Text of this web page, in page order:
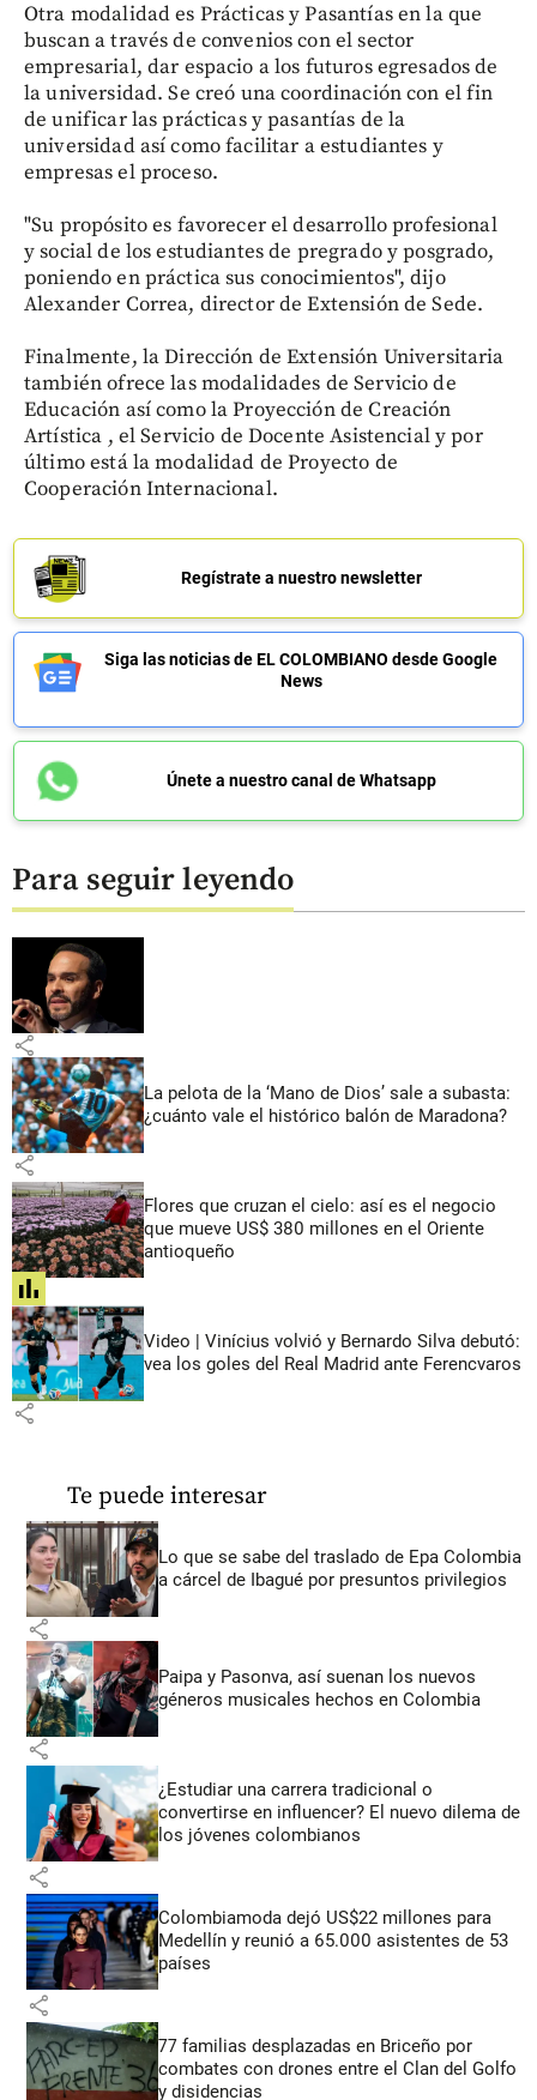
Otra modalidad es Prácticas y Pasantías en la que
buscan a través de convenios con el sector
empresarial, dar espacio a los futuros egresados de
la universidad. Se creó una coordinación con el fin
de unificar las prácticas y pasantías de la
universidad así como facilitar a estudiantes y
empresas el proceso.
"Su propósito es favorecer el desarrollo profesional
y social de los estudiantes de pregrado y posgrado,
poniendo en práctica sus conocimientos", dijo
Alexander Correa, director de Extensión de Sede.
Finalmente, la Dirección de Extensión Universitaria
también ofrece las modalidades de Servicio de
Educación así como la Proyección de Creación
Artística , el Servicio de Docente Asistencial y por
último está la modalidad de Proyecto de
Cooperación Internacional.
Regístrate a nuestro newsletter
Siga las noticias de EL COLOMBIANO desde Google
News
Únete a nuestro canal de Whatsapp
Para seguir leyendo
share
La pelota de la ‘Mano de Dios’ sale a subasta:
¿cuánto vale el histórico balón de Maradona?
share
Flores que cruzan el cielo: así es el negocio
que mueve US$ 380 millones en el Oriente
antioqueño
share
Video | Vinícius volvió y Bernardo Silva debutó:
vea los goles del Real Madrid ante Ferencvaros
share
Te puede interesar
Lo que se sabe del traslado de Epa Colombia
a cárcel de Ibagué por presuntos privilegios
share
Paipa y Pasonva, así suenan los nuevos
géneros musicales hechos en Colombia
share
¿Estudiar una carrera tradicional o
convertirse en influencer? El nuevo dilema de
los jóvenes colombianos
share
Colombiamoda dejó US$22 millones para
Medellín y reunió a 65.000 asistentes de 53
países
share
77 familias desplazadas en Briceño por
combates con drones entre el Clan del Golfo
y disidencias